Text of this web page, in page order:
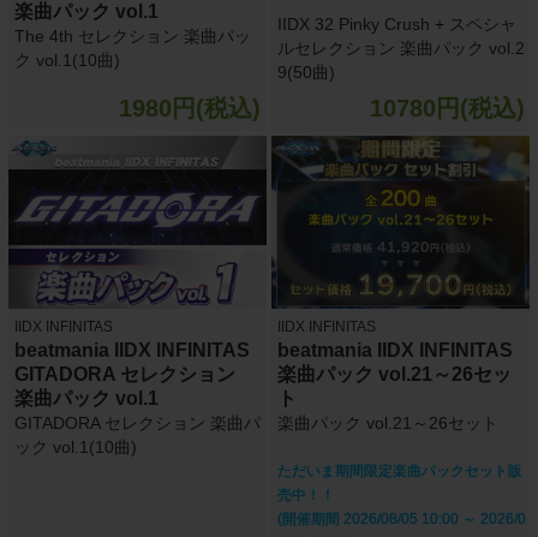
楽曲パック vol.1
The 4th セレクション 楽曲パッ
ク vol.1(10曲)
1980円(税込)
IIDX 32 Pinky Crush + スペシャ
ルセレクション 楽曲パック vol.2
9(50曲)
10780円(税込)
IIDX INFINITAS
beatmania IIDX INFINITAS
GITADORA セレクション
楽曲パック vol.1
GITADORA セレクション 楽曲パ
ック vol.1(10曲)
IIDX INFINITAS
beatmania IIDX INFINITAS
楽曲パック vol.21～26セッ
ト
楽曲パック vol.21～26セット
ただいま期間限定楽曲パックセット販
売中！！
(開催期間 2026/08/05 10:00 ～ 2026/0